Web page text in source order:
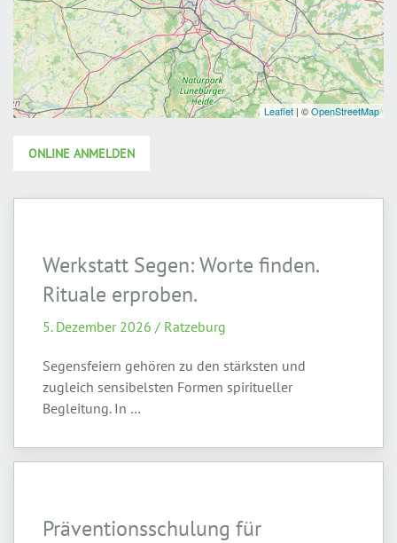
ONLINE ANMELDEN
Werkstatt Segen: Worte finden.
Rituale erproben.
5. Dezember 2026 / Ratzeburg
Segensfeiern gehören zu den stärksten und
zugleich sensibelsten Formen spiritueller
Begleitung. In …
Präventionsschulung für